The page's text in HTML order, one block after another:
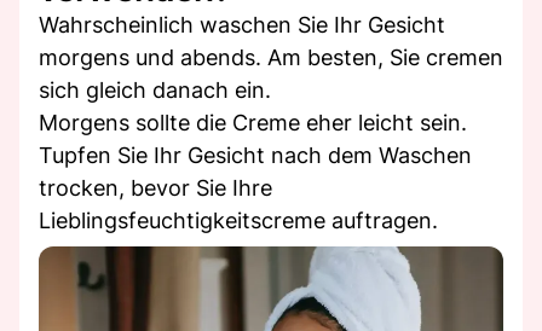
Wahrscheinlich waschen Sie Ihr Gesicht
morgens und abends. Am besten, Sie cremen
sich gleich danach ein.
Morgens sollte die Creme eher leicht sein.
Tupfen Sie Ihr Gesicht nach dem Waschen
trocken, bevor Sie Ihre
Lieblingsfeuchtigkeitscreme auftragen.